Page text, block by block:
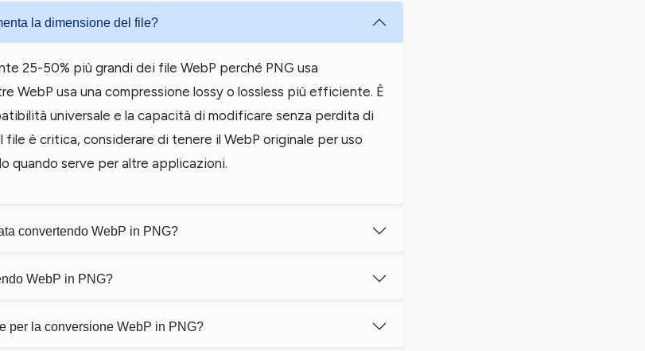
la dimensione del file?
25-50% più grandi dei file WebP perché PNG usa
WebP usa una compressione lossy o lossless più efficiente. È
universale e la capacità di modificare senza perdita di
file è critica, considerare di tenere il WebP originale per uso
quando serve per altre applicazioni.
convertendo WebP in PNG?
WebP in PNG?
per la conversione WebP in PNG?